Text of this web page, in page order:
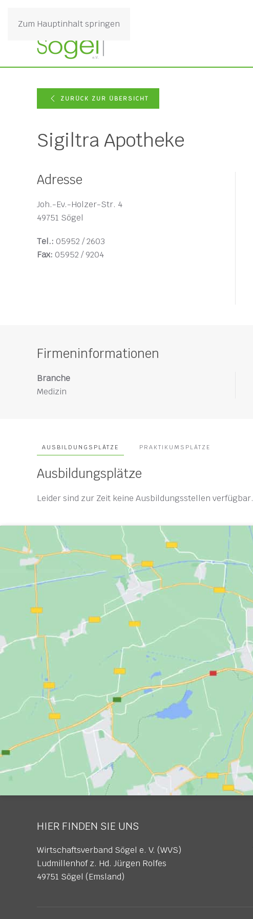
Zum Hauptinhalt springen
ZURÜCK ZUR ÜBERSICHT
Sigiltra Apotheke
Adresse
Joh.-Ev.-Holzer-Str. 4
49751 Sögel
Tel.: 05952 / 2603
Fax: 05952 / 9204
Firmeninformationen
Branche
Medizin
AUSBILDUNGSPLÄTZE PRAKTIKUMSPLÄTZE
Ausbildungsplätze
Leider sind zur Zeit keine Ausbildungsstellen verfügbar.
HIER FINDEN SIE UNS
Wirtschaftsverband Sögel e. V. (WVS)
Ludmillenhof z. Hd. Jürgen Rolfes
49751 Sögel (Emsland)